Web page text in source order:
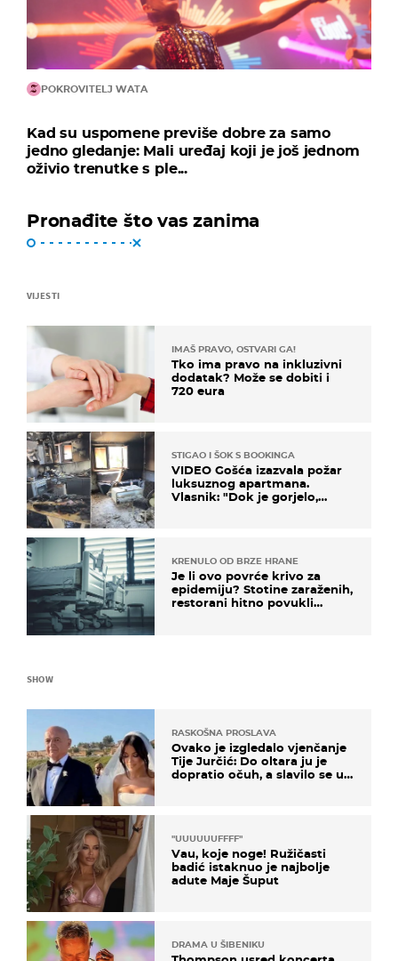
POKROVITELJ WATA
Kad su uspomene previše dobre za samo
jedno gledanje: Mali uređaj koji je još jednom
oživio trenutke s ple...
Pronađite što vas zanima
VIJESTI
IMAŠ PRAVO, OSTVARI GA!
Tko ima pravo na inkluzivni
dodatak? Može se dobiti i
720 eura
STIGAO I ŠOK S BOOKINGA
VIDEO Gošća izazvala požar
luksuznog apartmana.
Vlasnik: "Dok je gorjelo,
KRENULO OD BRZE HRANE
Je li ovo povrće krivo za
epidemiju? Stotine zaraženih,
restorani hitno povukli
SHOW
RASKOŠNA PROSLAVA
Ovako je izgledalo vjenčanje
Tije Jurčić: Do oltara ju je
dopratio očuh, a slavilo se uz
"UUUUUUFFFF"
Vau, koje noge! Ružičasti
badić istaknuo je najbolje
adute Maje Šuput
DRAMA U ŠIBENIKU